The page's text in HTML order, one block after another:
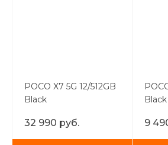
Остались
POCO X7 5G 12/512GB
Black
32 990 руб.
Black
9